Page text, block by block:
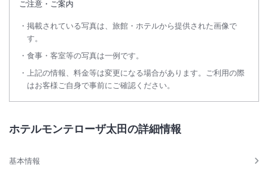
ご注意・ご案内
掲載されている写真は、旅館・ホテルから提供された画像で
す。
食事・客室等の写真は一例です。
上記の情報、料金等は変更になる場合があります。ご利用の際
はお客様ご自身で事前にご確認ください。
ホテルモンテローザ太田の詳細情報
基本情報